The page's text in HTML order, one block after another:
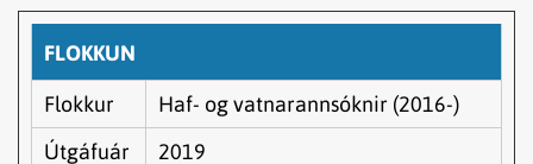
FLOKKUN
Flokkur
Haf- og vatnarannsóknir (2016-)
Útgáfuár
2019